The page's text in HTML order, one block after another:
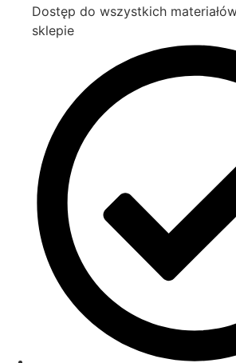
Dostęp do wszystkich
sklepie